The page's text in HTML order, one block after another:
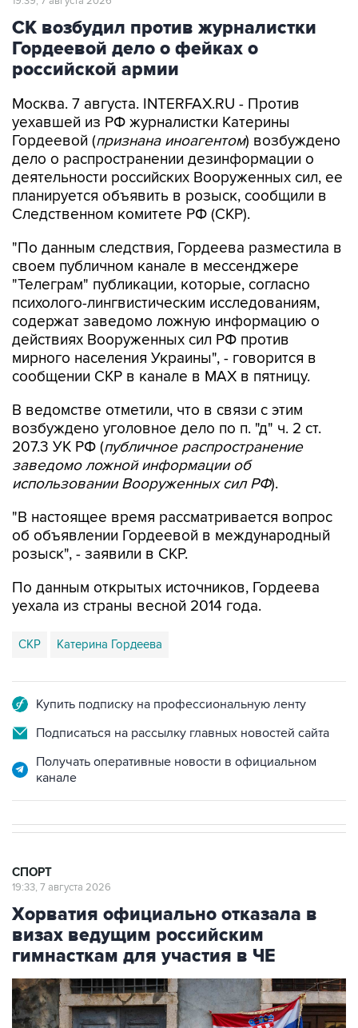
СК возбудил против журналистки
Гордеевой дело о фейках о
российской армии
Москва. 7 августа. INTERFAX.RU - Против
уехавшей из РФ журналистки Катерины
Гордеевой (признана иноагентом) возбуждено
дело о распространении дезинформации о
деятельности российских Вооруженных сил, ее
планируется объявить в розыск, сообщили в
Следственном комитете РФ (СКР).
"По данным следствия, Гордеева разместила в
своем публичном канале в мессенджере
"Телеграм" публикации, которые, согласно
психолого-лингвистическим исследованиям,
содержат заведомо ложную информацию о
действиях Вооруженных сил РФ против
мирного населения Украины", - говорится в
сообщении СКР в канале в MAX в пятницу.
В ведомстве отметили, что в связи с этим
возбуждено уголовное дело по п. "д" ч. 2 ст.
207.3 УК РФ (публичное распространение
заведомо ложной информации об
использовании Вооруженных сил РФ).
"В настоящее время рассматривается вопрос
об объявлении Гордеевой в международный
розыск", - заявили в СКР.
По данным открытых источников, Гордеева
уехала из страны весной 2014 года.
СКР Катерина Гордеева
Купить подписку на профессиональную ленту
Подписаться на рассылку главных новостей сайта
Получать оперативные новости в официальном
канале
СПОРТ
19:33, 7 августа 2026
Хорватия официально отказала в
визах ведущим российским
гимнасткам для участия в ЧЕ